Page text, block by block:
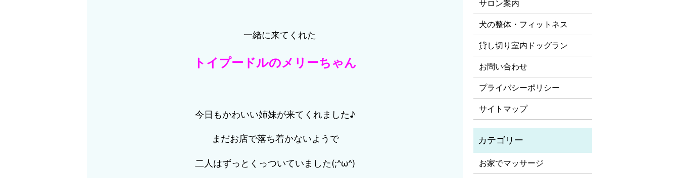
一緒に来てくれた
トイプードルのメリーちゃん
今日もかわいい姉妹が来てくれました♪
まだお店で落ち着かないようで
二人はずっとくっついていました(;^ω^)
サロン案内
犬の整体・フィットネス
貸し切り室内ドッグラン
お問い合わせ
プライバシーポリシー
サイトマップ
お家でマッサージ